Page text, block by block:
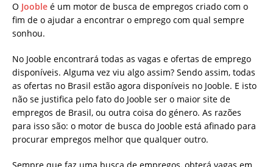
O Jooble é um motor de busca de empregos criado com o
fim de o ajudar a encontrar o emprego com qual sempre
sonhou.
No Jooble encontrará todas as vagas e ofertas de emprego
disponíveis. Alguma vez viu algo assim? Sendo assim, todas
as ofertas no Brasil estão agora disponíveis no Jooble. E isto
não se justifica pelo fato do Jooble ser o maior site de
empregos de Brasil, ou outra coisa do género. As razões
para isso são: o motor de busca do Jooble está afinado para
procurar empregos melhor que qualquer outro.